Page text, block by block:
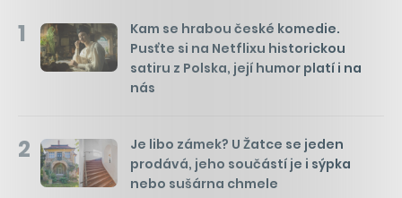
1
Kam se hrabou české komedie.
Pusťte si na Netflixu historickou
satiru z Polska, její humor platí i na
nás
2
Je libo zámek? U Žatce se jeden
prodává, jeho součástí je i sýpka
nebo sušárna chmele